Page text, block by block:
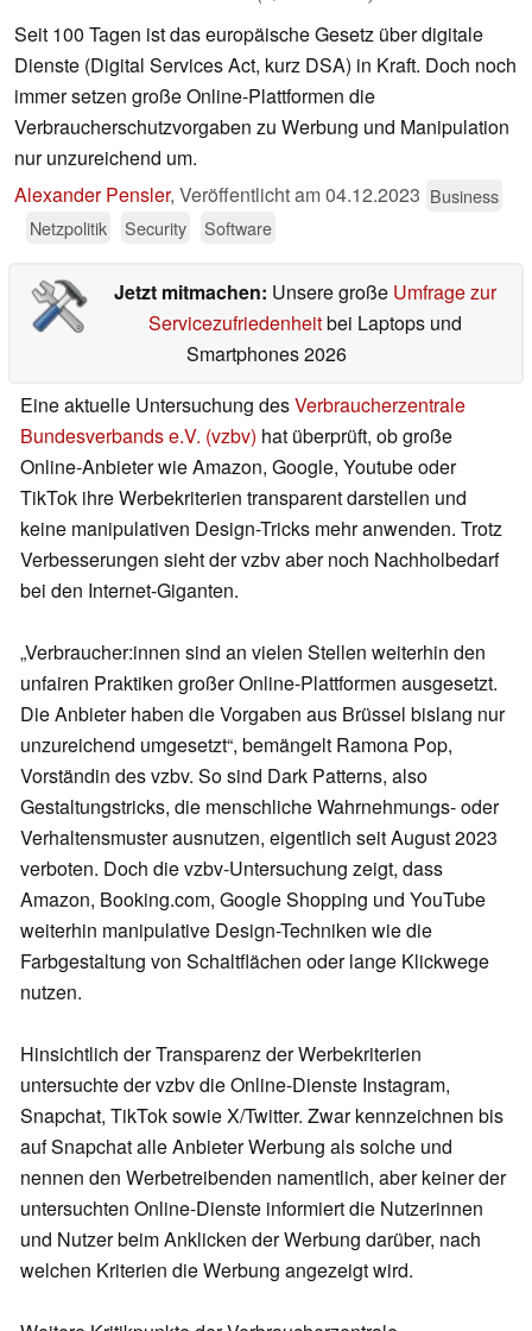
Seit 100 Tagen ist das europäische Gesetz über digitale
Dienste (Digital Services Act, kurz DSA) in Kraft. Doch noch
immer setzen große Online-Plattformen die
Verbraucherschutzvorgaben zu Werbung und Manipulation
nur unzureichend um.
Alexander Pensler, Veröffentlicht am04.12.2023 Business
Netzpolitik
Security Software
Jetzt mitmachen: Unsere große Umfrage zur
Servicezufriedenheitbei Laptops und
Smartphones 2026
Eine aktuelle Untersuchung desVerbraucherzentrale
Bundesverbands e.V. (vzbv) hat überprüft, ob große
Online-Anbieter wie Amazon, Google, Youtube oder
TikTok ihre Werbekriterien transparent darstellen und
keine manipulativen Design-Tricks mehr anwenden. Trotz
Verbesserungen sieht der vzbv aber noch Nachholbedarf
bei den Internet-Giganten.
„Verbraucher:innen sind an vielen Stellen weiterhin den
unfairen Praktiken großer Online-Plattformen ausgesetzt.
Die Anbieter haben die Vorgaben aus Brüssel bislang nur
unzureichend umgesetzt“, bemängelt Ramona Pop,
Vorständin des vzbv. So sind Dark Patterns, also
Gestaltungstricks, die menschliche Wahrnehmungs- oder
Verhaltensmuster ausnutzen, eigentlich seit August 2023
verboten. Doch die vzbv-Untersuchung zeigt, dass
Amazon, Booking.com, Google Shopping und YouTube
weiterhin manipulative Design-Techniken wie die
Farbgestaltung von Schaltflächen oder lange Klickwege
nutzen.
Hinsichtlich der Transparenz der Werbekriterien
untersuchte der vzbv die Online-Dienste Instagram,
Snapchat, TikTok sowie X/Twitter. Zwar kennzeichnen bis
auf Snapchat alle Anbieter Werbung als solche und
nennen den Werbetreibenden namentlich, aber keiner der
untersuchten Online-Dienste informiert die Nutzerinnen
und Nutzer beim Anklicken der Werbung darüber, nach
welchen Kriterien die Werbung angezeigt wird.